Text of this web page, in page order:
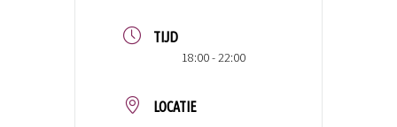
TIJD
18:00 - 22:00
LOCATIE